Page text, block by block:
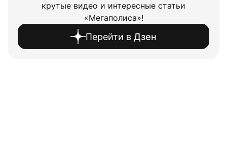
крутые видео и интересные статьи
«Мегаполиса»!
Перейти в Дзен